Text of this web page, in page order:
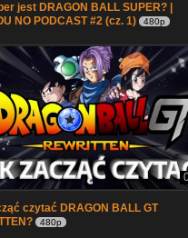
jest DRAGON BALL SUPER? |
NO PODCAST #2 (cz. 1)
480p
czytać DRAGON BALL GT
480p